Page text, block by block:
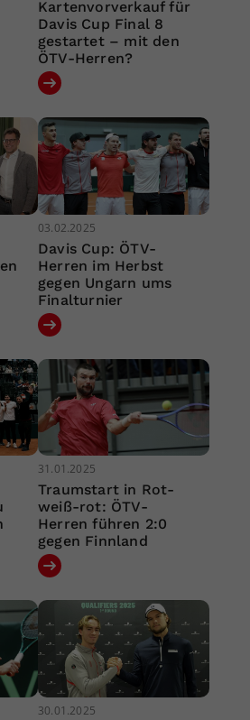
Kartenvorverkauf für
Davis Cup Final 8
gestartet – mit den
ÖTV-Herren?
03.02.2025
Davis Cup: ÖTV-
Herren im Herbst
gegen Ungarn ums
Finalturnier
31.01.2025
Traumstart in Rot-
weiß-rot: ÖTV-
Herren führen 2:0
gegen Finnland
30.01.2025